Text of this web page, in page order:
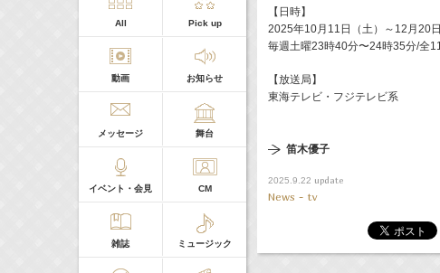
> More
【日時】
2025年10月11日（土）～12月20日
毎週土曜23時40分〜24時35分/全
【放送局】
東海テレビ・フジテレビ系
笛木優子
2025.9.22 update
News - tv
All Pick up
動画 お知らせ
メッセージ 舞台
イベント・会見 CM
雑誌 ミュージック
本日の出演